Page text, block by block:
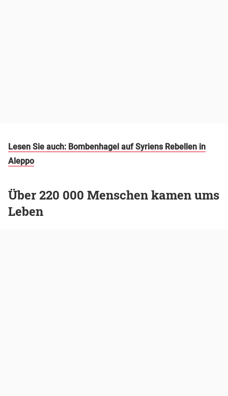
Lesen Sie auch: Bombenhagel auf Syriens Rebellen in
Aleppo
Über 220 000 Menschen kamen ums
Leben